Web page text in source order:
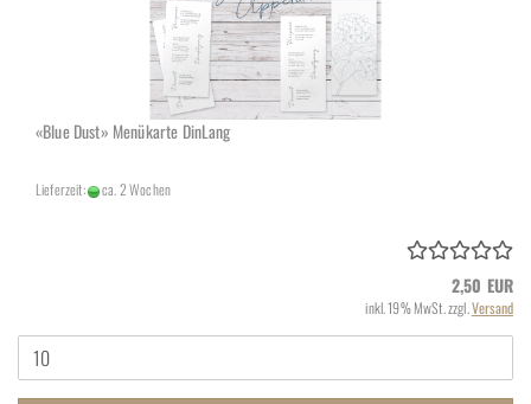
«Blue Dust» Me­nü­kar­te Din­Lang
Lieferzeit: ca. 2 Wochen
2,50 EUR
inkl. 19% MwSt. zzgl.Versand